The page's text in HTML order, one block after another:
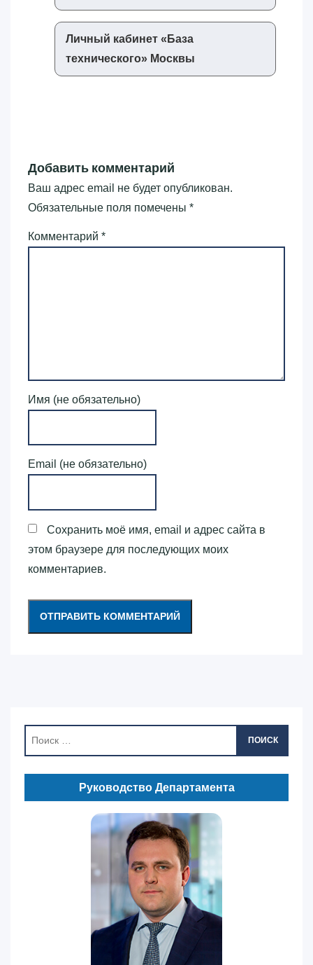
Личный кабинет «‎База
технического»‎ Москвы
Добавить комментарий
Ваш адрес email не будет опубликован.
Обязательные поля помечены *
Комментарий *
Имя (не обязательно)
Email (не обязательно)
Сохранить моё имя, email и адрес сайта в
этом браузере для последующих моих
комментариев.
ПОИСК
Руководство Департамента